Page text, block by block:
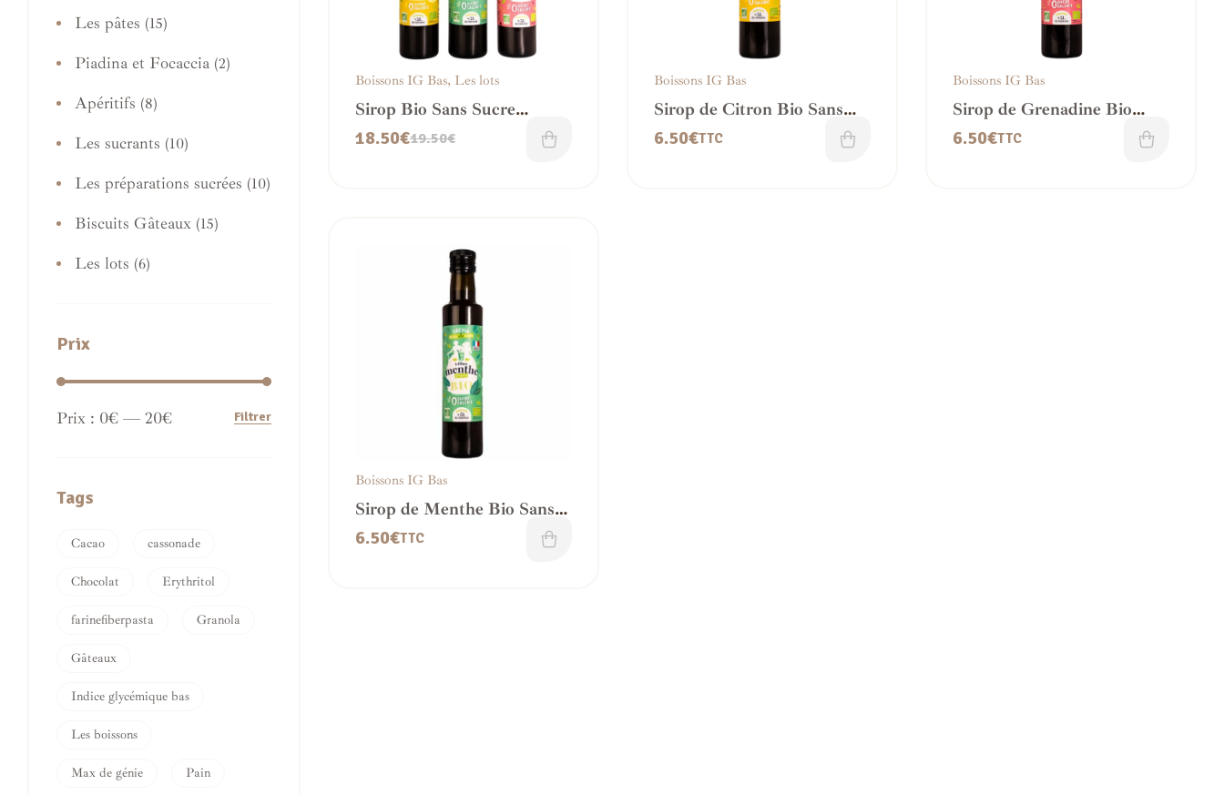
Boissons IG Bas, Les lots
Sirop Bio Sans Sucre
OREVIA | Citron, Menthe,
Grenadine
19.50€
18.50€
Boissons IG Bas
Sirop de Citron Bio Sans
Sucre – IG bas
6.50€TTC
Boissons IG Bas
Sirop de Grenadine Bio
Sans Sucre – IG bas
6.50€TTC
Boissons IG Bas
Sirop de Menthe Bio Sans
Sucre – IG bas
6.50€TTC
Les pâtes (15)
Piadina et Focaccia (2)
Apéritifs (8)
Les sucrants (10)
Les préparations sucrées (10)
Biscuits Gâteaux (15)
Les lots (6)
Prix
Filtrer
Prix : 0€ — 20€
Tags
Cacao cassonade
Chocolat Erythritol
farinefiberpasta Granola
Gâteaux
Indice glycémique bas
Les boissons
Max de génie Pain